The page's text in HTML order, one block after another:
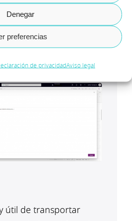
Denegar
preferencias
de privacidadAviso legal
control sube los
y el resultado se
tabla con el
útil de transportar